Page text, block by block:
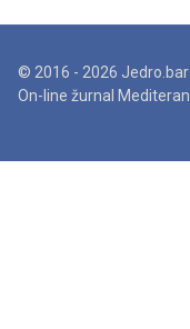
© 2016 - 2026 Jedro.bar
On-line žurnal